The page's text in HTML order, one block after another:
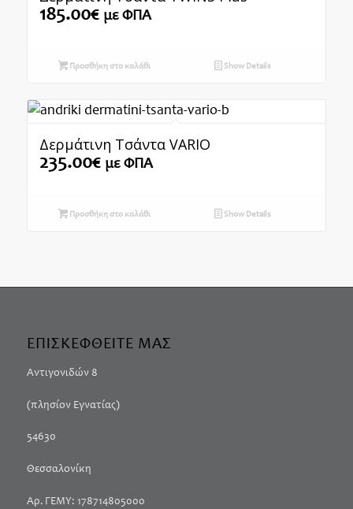
185.00€ με ΦΠΑ
Προσθήκη στο καλάθι Show Details
Δερμάτινη Τσάντα VARIO
235.00€ με ΦΠΑ
Προσθήκη στο καλάθι Show Details
ΕΠΙΣΚΕΦΘΕΙΤΕ ΜΑΣ
Αντιγονιδών 8
(πλησίον Εγνατίας)
54630
Θεσσαλονίκη
Αρ. ΓΕΜΥ: 178714805000